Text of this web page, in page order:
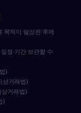
적이 달성된 후에
정 기간 보관할 수
)
상거래법)
거래법)
)